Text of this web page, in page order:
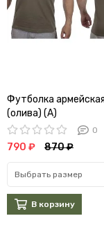
Футболка
(олива) (А)
0
790 ₽ 870 ₽
Выбрать размер
В корзину